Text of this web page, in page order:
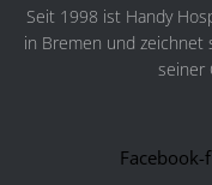
Seit 1998 ist Handy
in Bremen und zeichnet
seiner
Facebook-f